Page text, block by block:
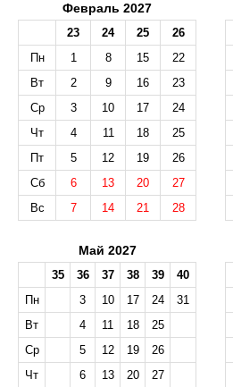
Февраль 2027
23 24 25
26
Пн
1 8 15
22
Вт
2 9 16
23
Ср
3 10 17
24
Чт
4 11 18
25
Пт
5 12 19
26
Сб
6 13 20
27
Вс
7 14 21 28
Май 2027
35 36 37 38 39
40
Пн
3 10 17 24
31
Вт
4 11 18
25
Ср
5 12 19
26
Чт
6 13 20 27